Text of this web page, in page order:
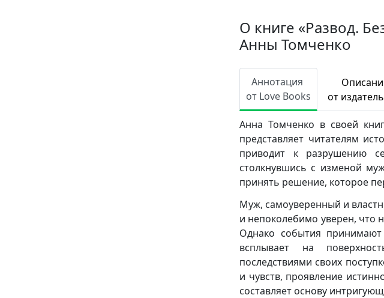
О книге «Развод.
Анны Томченко
Аннотация
от Love Books
от
Анна Томченко в своей
представляет читателям
приводит к разрушению
столкнувшись с изменой
принять решение, которое
Муж, самоуверенный и
и непоколебимо уверен, что
Однако события
всплывает на
последствиями своих
и чувств, проявление
составляет основу